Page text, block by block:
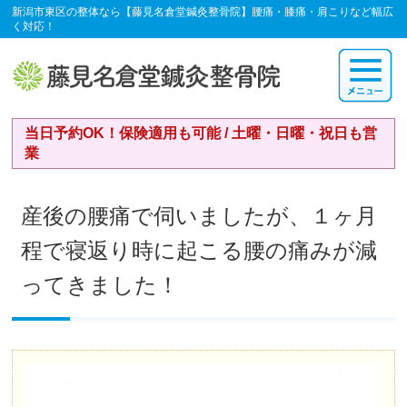
新潟市東区の整体なら【藤見名倉堂鍼灸整骨院】腰痛・膝痛・肩こりなど幅広
く対応！
当日予約OK！保険適用も可能 / 土曜・日曜・祝日も営
業
産後の腰痛で伺いましたが、１ヶ月
程で寝返り時に起こる腰の痛みが減
ってきました！